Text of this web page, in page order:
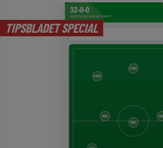
TIPSBLADET SPECIAL